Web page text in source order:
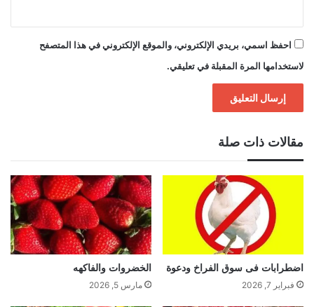
احفظ اسمي، بريدي الإلكتروني، والموقع الإلكتروني في هذا المتصفح
لاستخدامها المرة المقبلة في تعليقي.
مقالات ذات صلة
اضطرابات فى سوق الفراخ ودعوة
فبراير 7, 2026
الخضروات والفاكهه
مارس 5, 2026